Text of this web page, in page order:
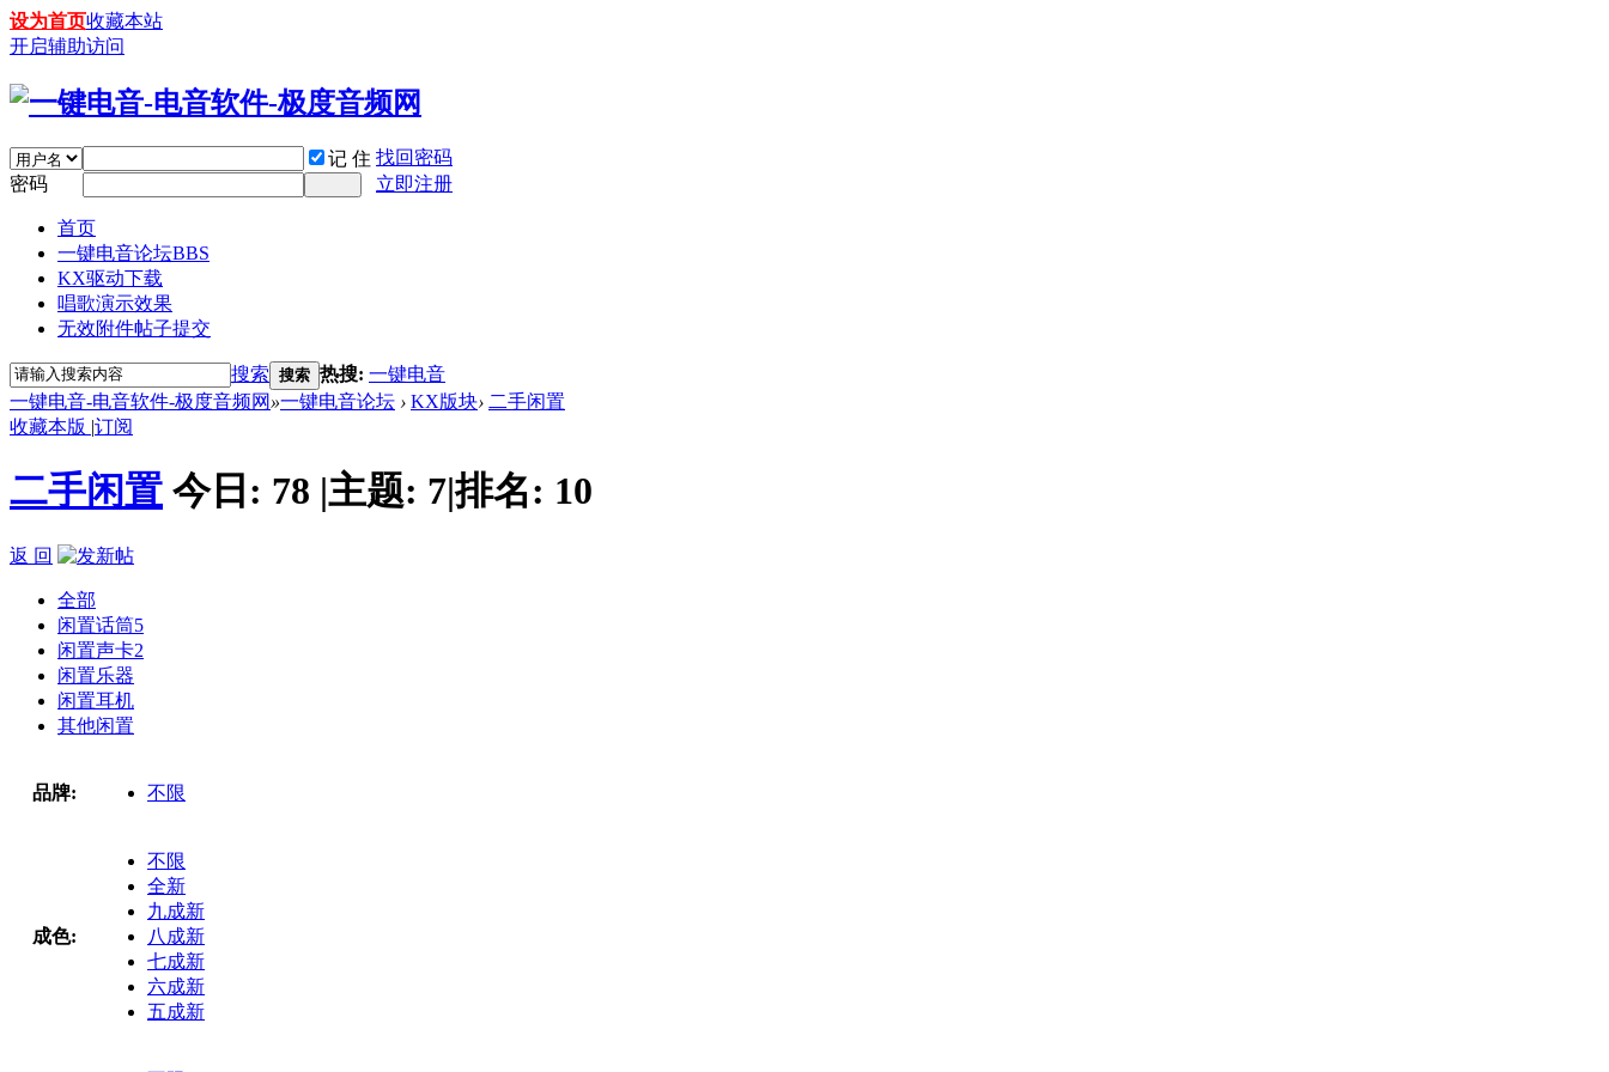
设为首页收藏本站
开启辅助访问
记 住 找回密码
密码
立即注册
首页
一键电音论坛BBS
KX驱动下载
唱歌演示效果
无效附件帖子提交
搜索 搜索 热搜: 一键电音
一键电音-电音软件-极度音频网 »一键电音论坛 › KX版块› 二手闲置
收藏本版 |订阅
二手闲置 今日: 78 |主题: 7|排名: 10
返 回
全部
闲置话筒5
闲置声卡2
闲置乐器
闲置耳机
其他闲置
品牌: 不限
成色:
不限
全新
九成新
八成新
七成新
六成新
五成新